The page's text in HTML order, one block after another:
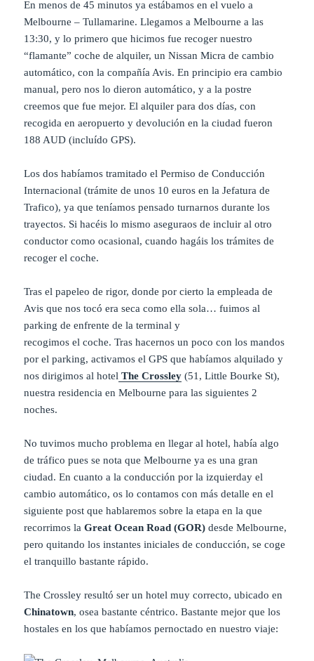
En menos de 45 minutos ya estábamos en el vuelo a
Melbourne – Tullamarine. Llegamos a Melbourne a las
13:30, y lo primero que hicimos fue recoger nuestro
“flamante” coche de alquiler, un Nissan Micra de cambio
automático, con la compañía Avis. En principio era cambio
manual, pero nos lo dieron automático, y a la postre
creemos que fue mejor. El alquiler para dos días, con
recogida en aeropuerto y devolución en la ciudad fueron
188 AUD (incluído GPS).
Los dos habíamos tramitado el Permiso de Conducción
Internacional (trámite de unos 10 euros en la Jefatura de
Trafico), ya que teníamos pensado turnarnos durante los
trayectos. Si hacéis lo mismo aseguraos de incluir al otro
conductor como ocasional, cuando hagáis los trámites de
recoger el coche.
Tras el papeleo de rigor, donde por cierto la empleada de
Avis que nos tocó era seca como ella sola… fuimos al
parking de enfrente de la terminal y
recogimos el coche. Tras hacernos un poco con los mandos
por el parking, activamos el GPS que habíamos alquilado y
nos dirigimos al hotel The Crossley (51, Little Bourke St),
nuestra residencia en Melbourne para las siguientes 2
noches.
No tuvimos mucho problema en llegar al hotel, había algo
de tráfico pues se nota que Melbourne ya es una gran
ciudad. En cuanto a la conducción por la izquierday el
cambio automático, os lo contamos con más detalle en el
siguiente post que hablaremos sobre la etapa en la que
recorrimos laGreat Ocean Road (GOR) desde Melbourne,
pero quitando los instantes iniciales de conducción, se coge
el tranquillo bastante rápido.
The Crossley resultó ser un hotel muy correcto, ubicado en
Chinatown, osea bastante céntrico. Bastante mejor que los
hostales en los que habíamos pernoctado en nuestro viaje: